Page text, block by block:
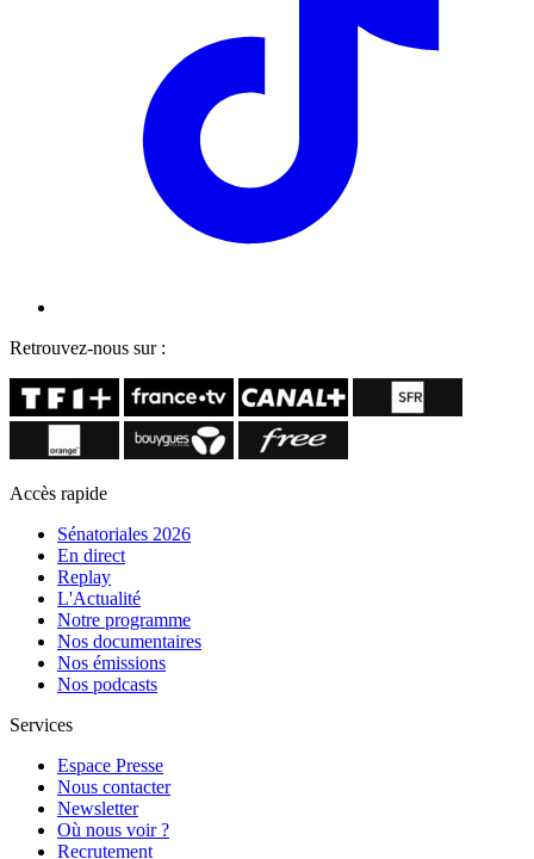
Retrouvez-nous sur :
Accès rapide
Sénatoriales 2026
En direct
Replay
L'Actualité
Notre programme
Nos documentaires
Nos émissions
Nos podcasts
Services
Espace Presse
Nous contacter
Newsletter
Où nous voir ?
Recrutement